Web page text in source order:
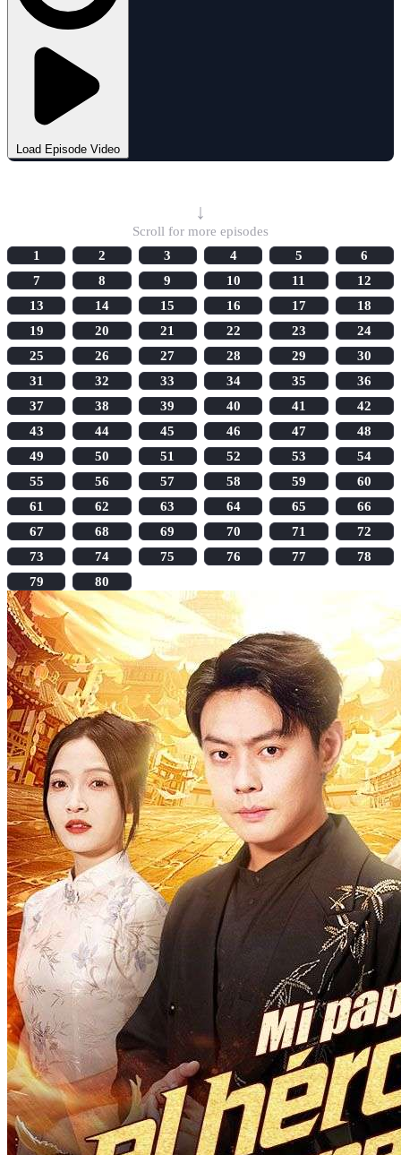
Load Episode Video
↓
Scroll for more episodes
1
2 3 4 5
6
7
8 9 10 11
12
13
14 15 16 17
18
19
20 21 22 23
24
25
26 27 28 29
30
31
32 33 34 35
36
37
38 39 40 41
42
43
44 45 46 47
48
49
50 51 52 53
54
55
56 57 58 59
60
61
62 63 64 65
66
67
68 69 70 71
72
73
74 75 76 77
78
79
80